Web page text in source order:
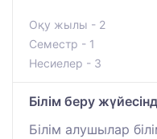
Оқу жылы - 2
Семестр - 1
Несиелер - 3
Білім беру
Білім алушылар